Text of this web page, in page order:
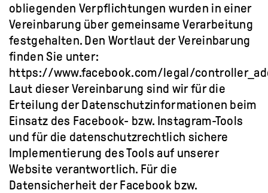
obliegenden Verpflichtungen wurden in einer
Vereinbarung über gemeinsame Verarbeitung
festgehalten. Den Wortlaut der Vereinbarung
finden Sie unter:
https://www.facebook.com/legal/
Laut dieser Vereinbarung sind wir für die
Erteilung der Datenschutzinformationen beim
Einsatz des Facebook- bzw. Instagram-Tools
und für die datenschutzrechtlich sichere
Implementierung des Tools auf unserer
Website verantwortlich. Für die
Datensicherheit der Facebook bzw.